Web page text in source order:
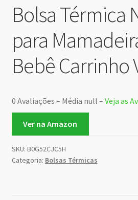
Bolsa Térmica
para
Bebê Carrinho
0 Avaliações – Média null – Veja as
Ver na Amazon
SKU: B0G52CJC5H
Categoria: Bolsas Térmicas